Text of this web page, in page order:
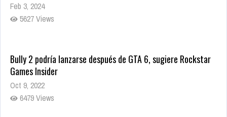
Feb 3, 2024
5627 Views
Bully 2 podría lanzarse después de GTA 6, sugiere Rockstar
Games Insider
Oct 9, 2022
6479 Views